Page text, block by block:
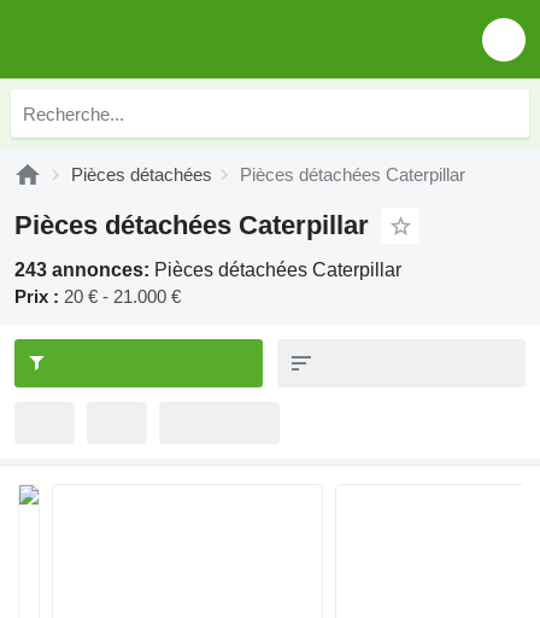
Pièces détachées Pièces détachées Caterpillar
Pièces détachées Caterpillar
243 annonces: Pièces détachées Caterpillar
Prix : 20 € - 21.000 €